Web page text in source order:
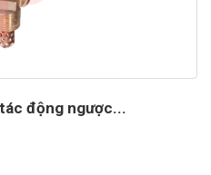
động ngược...